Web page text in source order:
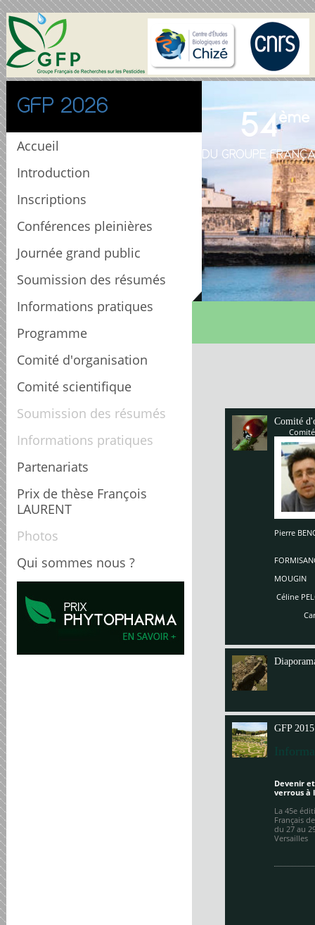
GFP 2026
Accueil
Introduction
Inscriptions
Conférences pleinières
Journée grand public
Soumission des résumés
Informations pratiques
Programme
Comité d'organisation
Comité scientifique
Soumission des résumés
Informations pratiques
Partenariats
Prix de thèse François
LAURENT
Photos
Qui sommes nous ?
54ème
DU GROUPE
Comité
Pierre
MOUGIN
Céline
Carole
GFP 2015
Devenir
verrous à
La 45e
Français
du 27 au
Versailles